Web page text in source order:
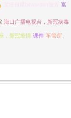
富
海口广播电视台，新冠病毒
，新冠疫情 课件 车管所、